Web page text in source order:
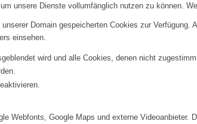
unsere Dienste vollumfänglich nutzen zu können.
Domain gespeicherten Cookies zur
einsehen.
wird und alle Cookies, denen nicht
Webfonts, Google Maps und externe